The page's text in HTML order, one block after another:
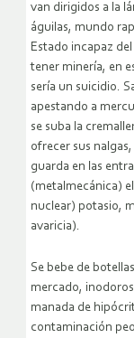
van dirigidos a la
águilas, mundo
Estado incapaz
tener minería, en
sería un suicidio.
apestando a
se suba la
ofrecer sus
guarda en las
(metalmecánica)
nuclear) potasio,
avaricia).
Se bebe de
mercado,
manada de
contaminación